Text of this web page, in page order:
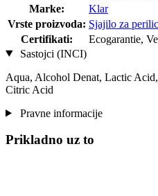
Marke:
Klar
Vrste proizvoda: Sjajilo za
Certifikati:
Ecogarantie,
Sastojci (INCI)
Aqua, Alcohol Denat, Lactic
Citric Acid
Pravne informacije
Prikladno uz to